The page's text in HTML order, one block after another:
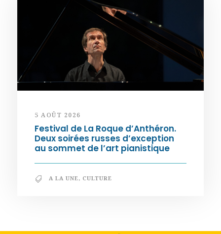
5 AOÛT 2026
Festival de La Roque d’Anthéron.
Deux soirées russes d’exception
au sommet de l’art pianistique
A LA UNE, CULTURE